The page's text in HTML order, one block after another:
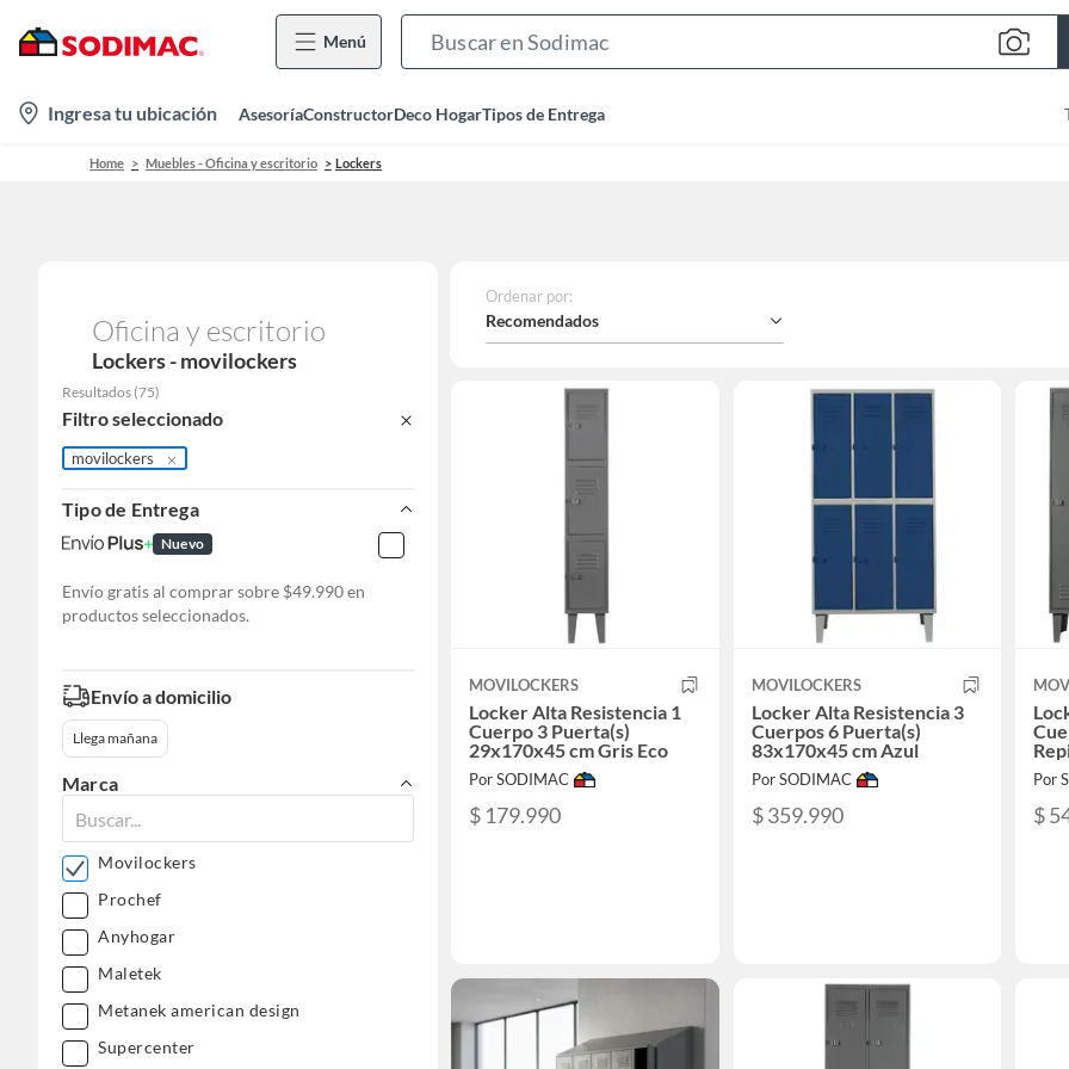
Menú
Bar
location-
icon
Ingresa tu ubicación AsesoríaConstructorDeco HogarTipos de Entrega
Home Muebles - Oficina y escritorio Lockers
Oficina y escritorio
Lockers - movilockers
Resultados (75)
Filtro seleccionado
movilockers
Tipo de Entrega
Nuevo
Envío gratis al comprar sobre $49.990 en
productos seleccionados.
Envío a domicilio
Llega mañana
Marca
Movilockers
Prochef
Anyhogar
Maletek
Metanek american design
Supercenter
Ordenar por:
Recomendados
MOVILOCKERS
Locker Alta Resistencia 1
Cuerpo 3 Puerta(s)
29x170x45 cm Gris Eco
Por SODIMAC
$ 179.990
MOVILOCKERS
Locker Alta Resistencia 3
Cuerpos 6 Puerta(s)
83x170x45 cm Azul
Por SODIMAC
$ 359.990
Por
$